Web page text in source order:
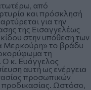
από
και πρόσκλησή
για την
της Εισαγγελέως
στην υπόθεση των
Μερκούρη» το βράδυ
τη
Ο κ. Ευάγγελος
αυτή ως ενέργεια
προσωπικών
προδικασίας. Ωστόσο,